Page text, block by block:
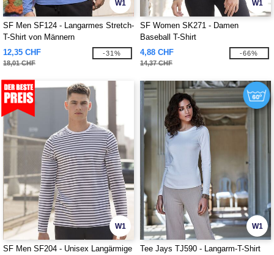
W1
SF Men SF124 - Langarmes Stretch-
T-Shirt von Männern
12,35 CHF
18,01 CHF
-31%
W1
SF Women SK271 - Damen
Baseball T-Shirt
4,88 CHF
14,37 CHF
-66%
W1
SF Men SF204 - Unisex Langärmige
W1
Tee Jays TJ590 - Langarm-T-Shirt